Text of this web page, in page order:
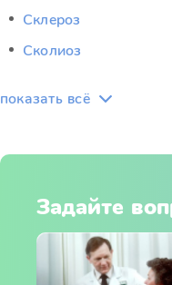
Склероз
Сколиоз
показать всё
Задайте